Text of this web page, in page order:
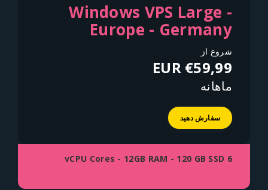
Windows VPS Large -
Europe - Germany
شروع از
€59,99 EUR
ماهانه
سفارش دهید